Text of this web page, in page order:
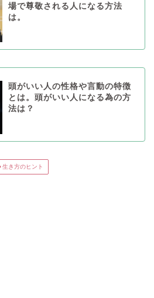
場で尊敬される人になる方法
は。
頭がいい人の性格や言動の特徴
とは。頭がいい人になる為の方
法は？
生き方のヒント